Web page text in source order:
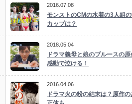
2016.07.08
モンストのCMの水着の3人組
カップは？
2018.05.04
ドラマ義母と娘のブルースの
感動で泣ける！
2016.04.06
ドラマ火の粉の結末は？原作